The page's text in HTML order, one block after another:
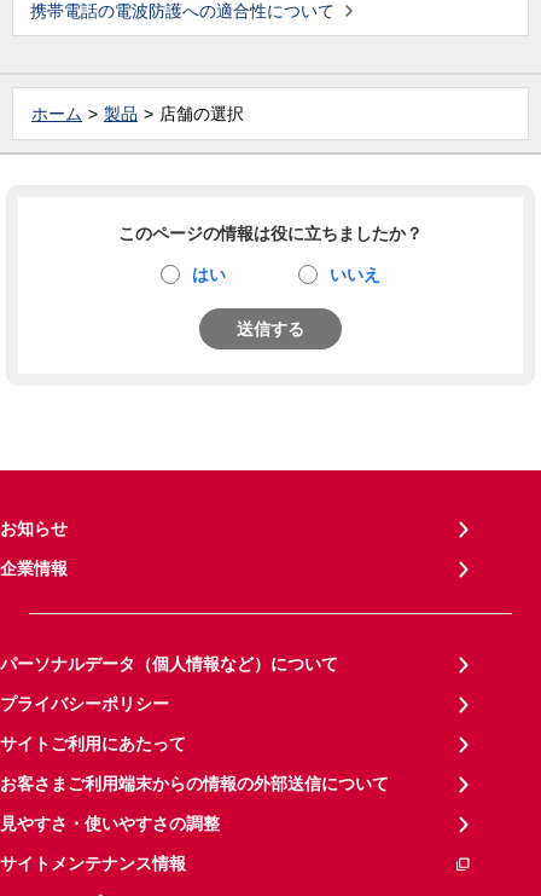
携帯電話の電波防護への適合性について
ホーム 製品 店舗の選択
このページの情報は役に立ちましたか？
はい いいえ
送信する
お知らせ
企業情報
パーソナルデータ（個人情報など）について
プライバシーポリシー
サイトご利用にあたって
お客さまご利用端末からの情報の外部送信について
見やすさ・使いやすさの調整
サイトメンテナンス情報